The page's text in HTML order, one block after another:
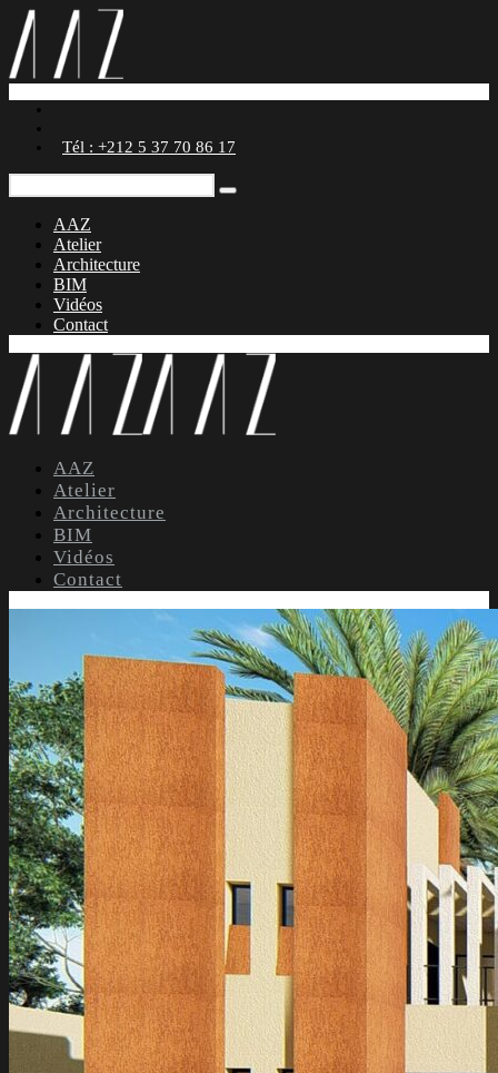
Tél : +212 5 37 70 86 17
AAZ
Atelier
Architecture
BIM
Vidéos
Contact
AAZ
Atelier
Architecture
BIM
Vidéos
Contact